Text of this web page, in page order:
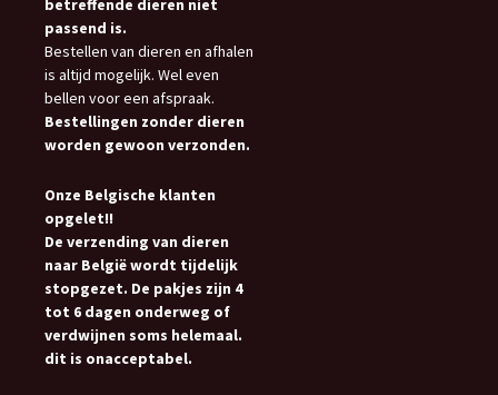
betreffende dieren niet
passend is.
Bestellen van dieren en afhalen
is altijd mogelijk. Wel even
bellen voor een afspraak.
Bestellingen zonder dieren
worden gewoon verzonden.
Onze Belgische klanten
opgelet!!
De verzending van dieren
naar België wordt tijdelijk
stopgezet. De pakjes zijn 4
tot 6 dagen onderweg of
verdwijnen soms helemaal.
dit is onacceptabel.